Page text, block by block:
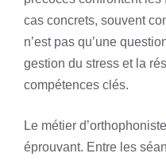
cas concrets, souvent
n’est pas qu’une
gestion du stress et la
compétences clés.
Le métier
éprouvant. Entre les